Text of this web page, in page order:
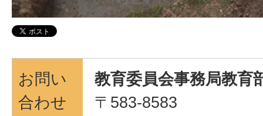
お問い
合わせ
教育委員会事務局教育
〒583-8583